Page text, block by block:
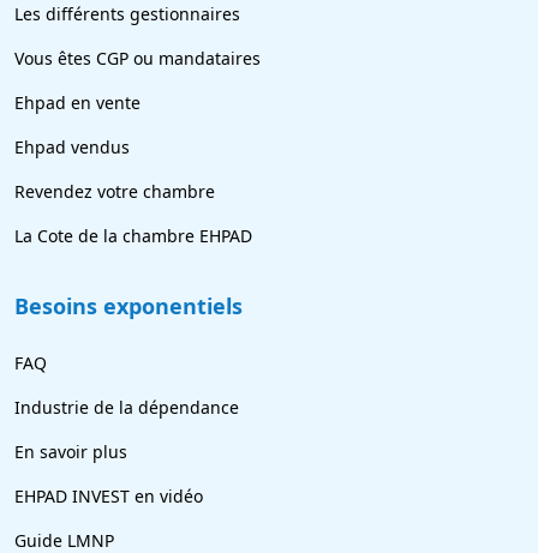
Les différents gestionnaires
Vous êtes CGP ou mandataires
Ehpad en vente
Ehpad vendus
Revendez votre chambre
La Cote de la chambre EHPAD
Besoins exponentiels
FAQ
Industrie de la dépendance
En savoir plus
EHPAD INVEST en vidéo
Guide LMNP